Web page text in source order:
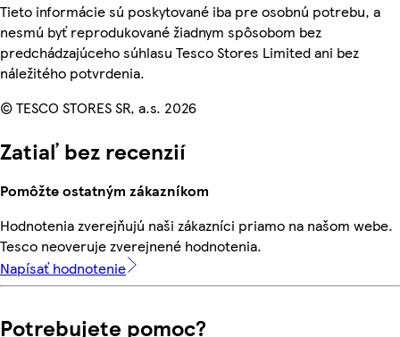
Tieto informácie sú poskytované iba pre osobnú potrebu, a
nesmú byť reprodukované žiadnym spôsobom bez
predchádzajúceho súhlasu Tesco Stores Limited ani bez
náležitého potvrdenia.
© TESCO STORES SR, a.s. 2026
Zatiaľ bez recenzií
Pomôžte ostatným zákazníkom
Hodnotenia zverejňujú naši zákazníci priamo na našom webe.
Tesco neoveruje zverejnené hodnotenia.
Napísať hodnotenie
Potrebujete pomoc?